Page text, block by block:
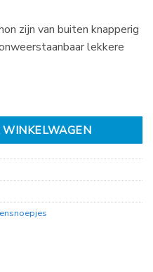
zijn van buiten knapperig
lekkere
aantal